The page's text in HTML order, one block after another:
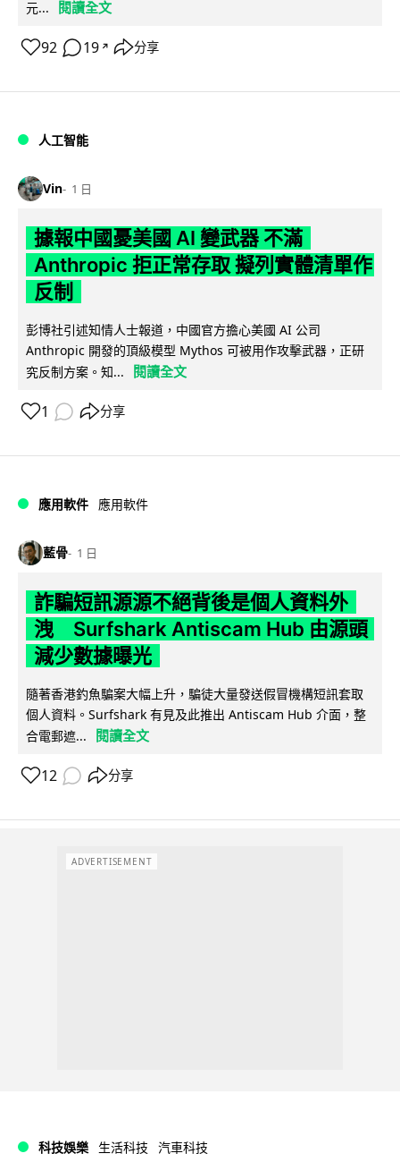
元... 閱讀全文
92 19 ↗ 分享
人工智能
Vin 1 日
據報中國憂美國 AI 變武器 不滿
Anthropic 拒正常存取 擬列實體清單作
反制
彭博社引述知情人士報道，中國官方擔心美國 AI 公司
Anthropic 開發的頂級模型 Mythos 可被用作攻擊武器，正研
究反制方案。知...
閱讀全文
1 分享
應用軟件 應用軟件
藍骨 1 日
詐騙短訊源源不絕背後是個人資料外
洩 Surfshark Antiscam Hub 由源頭
減少數據曝光
隨著香港釣魚騙案大幅上升，騙徒大量發送假冒機構短訊套取
個人資料。Surfshark 有見及此推出 Antiscam Hub 介面，整
合電郵遮...
閱讀全文
12 分享
ADVERTISEMENT
科技娛樂 生活科技 汽車科技